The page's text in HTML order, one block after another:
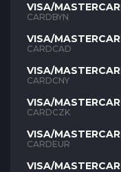
VISA/
BYN
CARDBYN
VISA/
CAD
CARDCAD
VISA/
CNY
CARDCNY
VISA/
CZK
CARDCZK
VISA/
EUR
CARDEUR
VISA/